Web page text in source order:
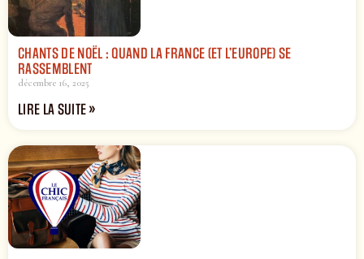
CHANTS DE NOËL : QUAND LA FRANCE (ET L’EUROPE) SE
RASSEMBLENT
décembre 16, 2025
LIRE LA SUITE »